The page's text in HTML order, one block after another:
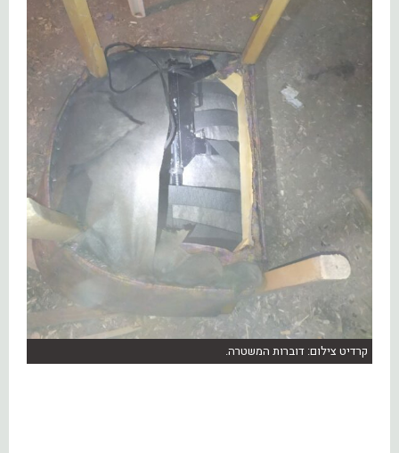
קרדיט צילום: דוברות המשטרה.